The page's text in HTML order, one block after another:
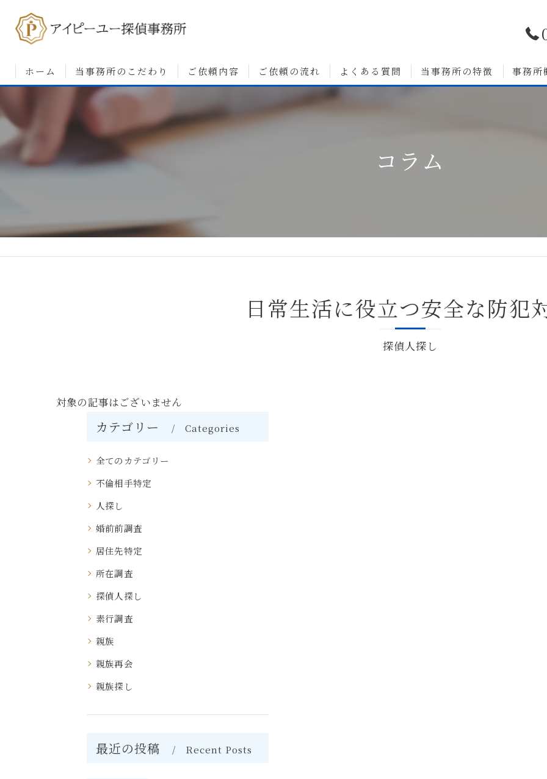
ホーム 当事務所のこだわり ご依頼内容
浮気調査について
婚前調査について
ご依頼の流れ よくある質問 当事務所の特徴
人探し
事務所
コラム
日常生活に役立つ安全な防犯
探偵人探し
対象の記事はございません
カテゴリー Categories
全てのカテゴリー
不倫相手特定
人探し
婚前前調査
居住先特定
所在調査
探偵人探し
素行調査
親族
親族再会
親族探し
最近の投稿 Recent Posts